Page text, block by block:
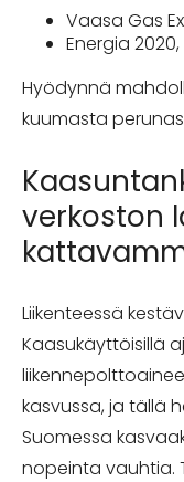
Vaasa Gas
Energia
Hyödynnä
kuumasta
verkoston
Liikenteessä
Kaasukäyttöisillä
kasvussa, ja tällä
Suomessa
nopeinta vauhtia.